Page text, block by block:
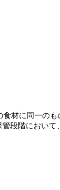
材に同一の
段階におい